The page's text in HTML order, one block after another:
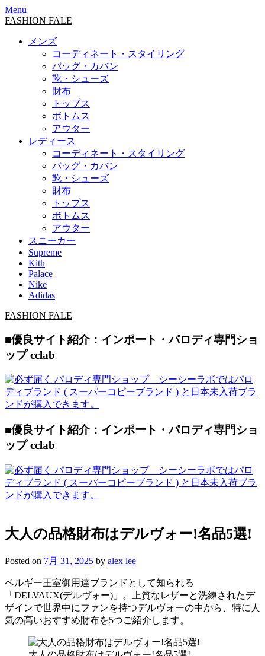
Menu
FASHION FALE
メンズ
コーディネート・スタイリング
バッグ・カバン
靴・シューズ
財布
トップス
ボトムス
アウター
レディース
コーディネート・スタイリング
バッグ・カバン
靴・シューズ
財布
トップス
ボトムス
アウター
スニーカー
Supreme
Kith
Palace
Nike
Adidas
FASHION FALE
■優良サイト紹介：インポート・パロディ専門ショ
ップ cclab
■優良サイト紹介：インポート・パロディ専門ショ
ップ cclab
大人の品格財布はデルヴォー!名品5選!
Posted on 7月 31, 2025 by alex lee
ベルギー王室御用達ブランドとして知られる
「DELVAUX(デルヴォー)」。上質なレザーと洗練されたデ
ザインで世界中にファンを持つデルヴォーの中から、特に人
気の高いおすすめ財布を5つご紹介します。